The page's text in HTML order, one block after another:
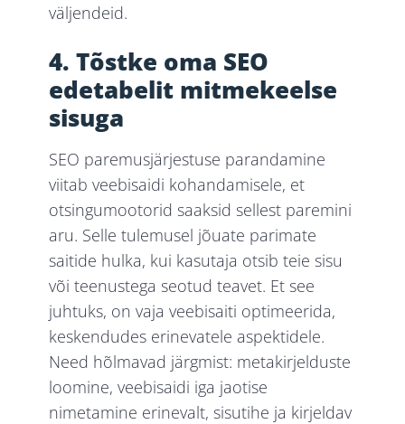
väljendeid.
4. Tõstke oma SEO
edetabelit mitmekeelse
sisuga
SEO paremusjärjestuse parandamine
viitab veebisaidi kohandamisele, et
otsingumootorid saaksid sellest paremini
aru. Selle tulemusel jõuate parimate
saitide hulka, kui kasutaja otsib teie sisu
või teenustega seotud teavet. Et see
juhtuks, on vaja veebisaiti optimeerida,
keskendudes erinevatele aspektidele.
Need hõlmavad järgmist: metakirjelduste
loomine, veebisaidi iga jaotise
nimetamine erinevalt, sisutihe ja kirjeldav